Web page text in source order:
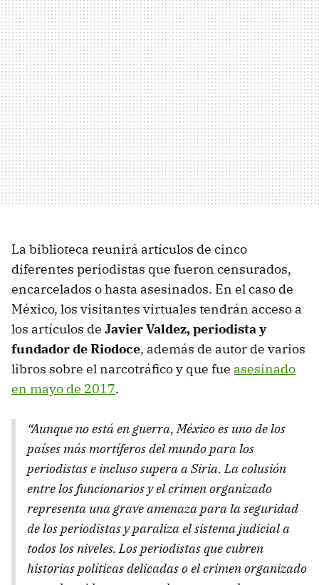
La biblioteca reunirá artículos de cinco
diferentes periodistas que fueron censurados,
encarcelados o hasta asesinados. En el caso de
México, los visitantes virtuales tendrán acceso a
los artículos de Javier Valdez, periodista y
fundador de Riodoce, además de autor de varios
libros sobre el narcotráfico y que fue asesinado
en mayo de 2017.
“Aunque no está en guerra, México es uno de los
países más mortíferos del mundo para los
periodistas e incluso supera a Siria. La colusión
entre los funcionarios y el crimen organizado
representa una grave amenaza para la seguridad
de los periodistas y paraliza el sistema judicial a
todos los niveles. Los periodistas que cubren
historias políticas delicadas o el crimen organizado